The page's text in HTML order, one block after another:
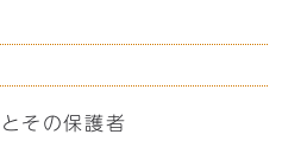
その保護者